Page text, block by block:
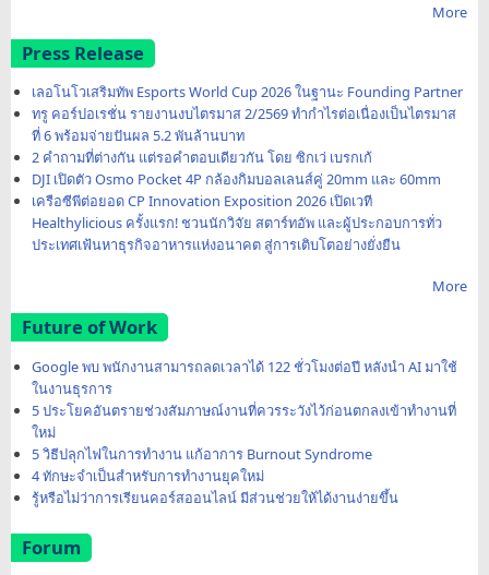
More
Press Release
เลอโนโวเสริมทัพ Esports World Cup 2026 ในฐานะ Founding Partner
ทรู คอร์ปอเรชั่น รายงานงบไตรมาส 2/2569 ทำกำไรต่อเนื่องเป็นไตรมาส
ที่ 6 พร้อมจ่ายปันผล 5.2 พันล้านบาท
2 คำถามที่ต่างกัน แต่รอคำตอบเดียวกัน โดย ซิกเว่ เบรกเก้
DJI เปิดตัว Osmo Pocket 4P กล้องกิมบอลเลนส์คู่ 20mm และ 60mm
เครือซีพีต่อยอด CP Innovation Exposition 2026 เปิดเวที
Healthylicious ครั้งแรก! ชวนนักวิจัย สตาร์ทอัพ และผู้ประกอบการทั่ว
ประเทศเฟ้นหาธุรกิจอาหารแห่งอนาคต สู่การเติบโตอย่างยั่งยืน
More
Future of Work
Google พบ พนักงานสามารถลดเวลาได้ 122 ชั่วโมงต่อปี หลังนำ AI มาใช้
ในงานธุรการ
5 ประโยคอันตรายช่วงสัมภาษณ์งานที่ควรระวังไว้ก่อนตกลงเข้าทำงานที่
ใหม่
5 วิธีปลุกไฟในการทำงาน แก้อาการ Burnout Syndrome
4 ทักษะจำเป็นสำหรับการทำงานยุคใหม่
รู้หรือไม่ว่าการเรียนคอร์สออนไลน์ มีส่วนช่วยให้ได้งานง่ายขึ้น
Forum